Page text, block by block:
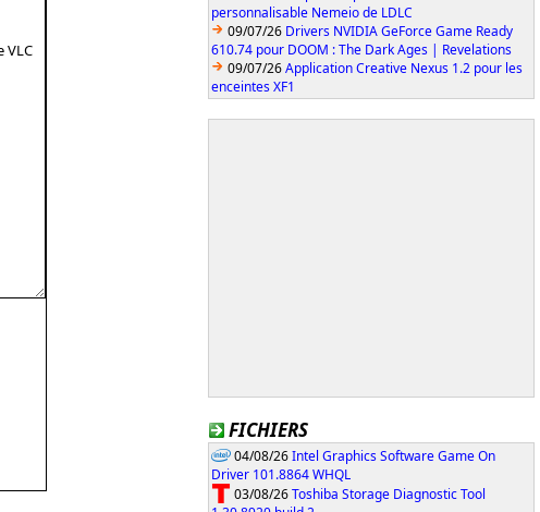
personnalisable Nemeio de LDLC
09/07/26 Drivers NVIDIA GeForce Game Ready
610.74 pour DOOM : The Dark Ages | Revelations
09/07/26Application Creative Nexus 1.2 pour les
enceintes XF1
FICHIERS
04/08/26Intel Graphics Software Game On
Driver 101.8864 WHQL
03/08/26Toshiba Storage Diagnostic Tool